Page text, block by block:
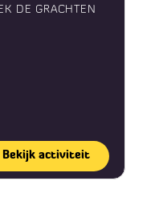
DE GRACHTEN
Bekijk activiteit